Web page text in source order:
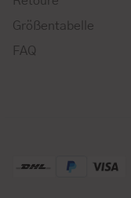
Größentabelle
FAQ